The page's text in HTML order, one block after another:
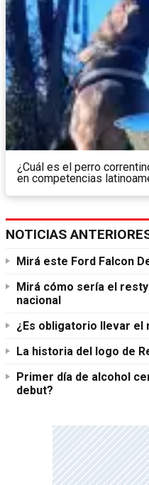
¿Cuál es el perro
en competencias
NOTICIAS
Mirá este Ford Falcon
Mirá cómo sería el
nacional
¿Es obligatorio llevar el
La historia del logo de
Primer día de alcohol
debut?